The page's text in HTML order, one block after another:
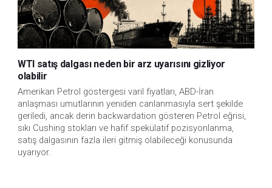
WTI satış dalgası neden bir arz uyarısını gizliyor
olabilir
Amerikan Petrol göstergesi varil fiyatları, ABD-İran
anlaşması umutlarının yeniden canlanmasıyla sert şekilde
geriledi, ancak derin backwardation gösteren Petrol eğrisi,
sıkı Cushing stokları ve hafif spekülatif pozisyonlanma,
satış dalgasının fazla ileri gitmiş olabileceği konusunda
uyarıyor.